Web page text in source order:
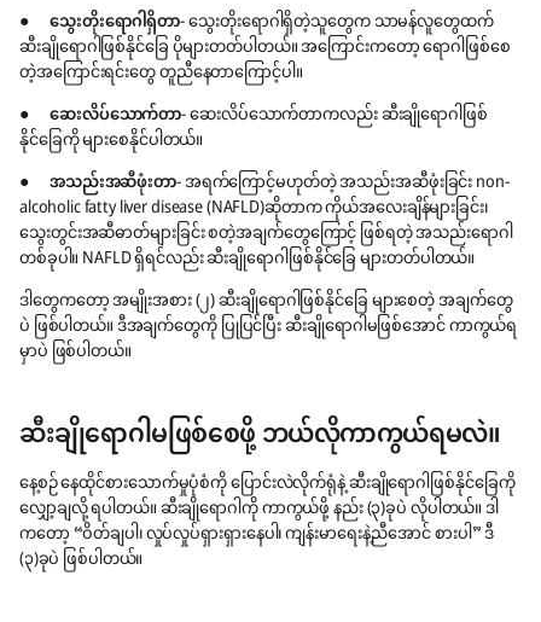
●သွေးတိုးရောဂါရှိတာ- သွေးတိုးရောဂါရှိတဲ့သူတွေက သာမန်လူတွေထက်
ဆီးချိုရောဂါဖြစ်နိုင်ခြေ ပိုများတတ်ပါတယ်။ အကြောင်းကတော့ ရောဂါဖြစ်စေ
တဲ့အကြောင်းရင်းတွေ တူညီနေတာကြောင့်ပါ။
●ဆေးလိပ်သောက်တာ- ဆေးလိပ်သောက်တာကလည်း ဆီးချိုရောဂါဖြစ်
နိုင်ခြေကို များစေနိုင်ပါတယ်။
● အသည်းအဆီဖုံးတာ- အရက်ကြောင့်မဟုတ်တဲ့ အသည်းအဆီဖုံးခြင်း non-
alcoholic fatty liver disease (NAFLD)ဆိုတာက ကိုယ်အလေးချိန်များခြင်း၊
သွေးတွင်းအဆီဓာတ်များခြင်း စတဲ့အချက်တွေကြောင့် ဖြစ်ရတဲ့ အသည်းရောဂါ
တစ်ခုပါ။ NAFLD ရှိရင်လည်း ဆီးချိုရောဂါဖြစ်နိုင်ခြေ များတတ်ပါတယ်။
ဒါတွေကတော့ အမျိုးအစား (၂) ဆီးချို‌ရောဂါဖြစ်နိုင်ခြေ များစေတဲ့ အချက်တွေ
ပဲ ဖြစ်ပါတယ်။ ဒီအချက်တွေကို ပြုပြင်ပြီး ဆီးချိုရောဂါမဖြစ်အောင် ကာကွယ်ရ
မှာပဲ ဖြစ်ပါတယ်။
ဆီးချိုရောဂါမဖြစ်စေဖို့ ဘယ်လိုကာကွယ်ရမလဲ။
နေ့စဉ် နေထိုင်စားသောက်မှုပုံစံကို ပြောင်းလဲလိုက်ရုံနဲ့ ဆီးချိုရောဂါဖြစ်နိုင်ခြေကို
လျှော့ချလို့ ရပါတယ်။ ဆီးချိုရောဂါကို ကာကွယ်ဖို့ နည်း (၃)ခုပဲ လိုပါတယ်။ ဒါ
ကတော့ “ဝိတ်ချပါ၊ လှုပ်လှုပ်ရှားရှားနေပါ၊ ကျန်းမာရေးနဲ့ညီအောင် စားပါ” ဒီ
(၃)ခုပဲ ဖြစ်ပါတယ်။